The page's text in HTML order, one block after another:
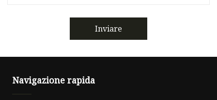
Inviare
Navigazione rapida